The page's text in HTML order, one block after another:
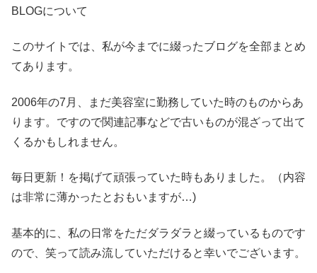
BLOGについて
このサイトでは、私が今までに綴ったブログを全部まとめ
てあります。
2006年の7月、まだ美容室に勤務していた時のものからあ
ります。ですので関連記事などで古いものが混ざって出て
くるかもしれません。
毎日更新！を掲げて頑張っていた時もありました。（内容
は非常に薄かったとおもいますが…)
基本的に、私の日常をただダラダラと綴っているものです
ので、笑って読み流していただけると幸いでございます。